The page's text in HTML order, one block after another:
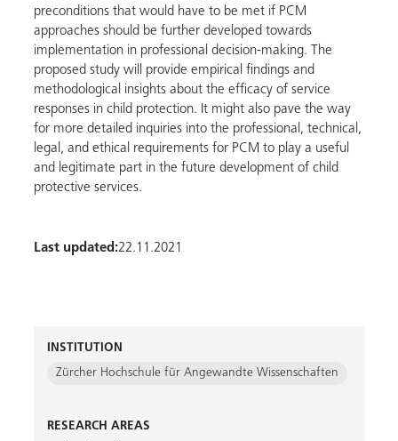
preconditions that would have to be met if PCM
approaches should be further developed towards
implementation in professional decision-making. The
proposed study will provide empirical findings and
methodological insights about the efficacy of service
responses in child protection. It might also pave the way
for more detailed inquiries into the professional, technical,
legal, and ethical requirements for PCM to play a useful
and legitimate part in the future development of child
protective services.
Last updated:22.11.2021
INSTITUTION
Zürcher Hochschule für Angewandte Wissenschaften
RESEARCH AREAS